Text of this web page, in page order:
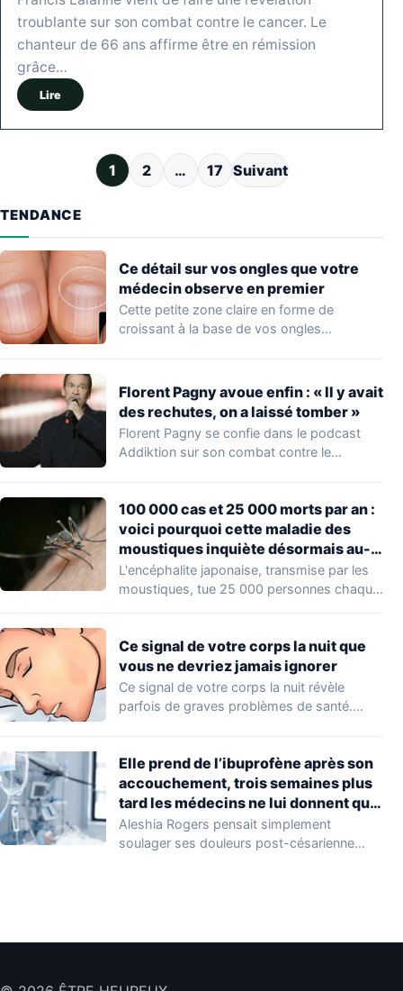
troublante sur son combat contre le cancer. Le
chanteur de 66 ans affirme être en rémission
grâce…
Lire
Pagination des publications
1 2 … 17 Suivant
TENDANCE
Ce détail sur vos ongles que votre
médecin observe en premier
Cette petite zone claire en forme de
croissant à la base de vos ongles…
Florent Pagny avoue enfin : « Il y avait
des rechutes, on a laissé tomber »
Florent Pagny se confie dans le podcast
Addiktion sur son combat contre le
100 000 cas et 25 000 morts par an :
voici pourquoi cette maladie des
moustiques inquiète désormais au-
delà de l’Asie
L'encéphalite japonaise, transmise par les
moustiques, tue 25 000 personnes chaque
Ce signal de votre corps la nuit que
vous ne devriez jamais ignorer
Ce signal de votre corps la nuit révèle
parfois de graves problèmes de santé.…
Elle prend de l’ibuprofène après son
accouchement, trois semaines plus
tard les médecins ne lui donnent que
10% de chances de survie
Aleshia Rogers pensait simplement
soulager ses douleurs post-césarienne